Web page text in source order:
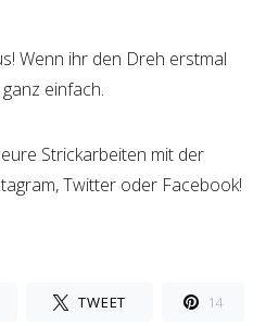
Wenn ihr den Dreh erstmal
einfach.
Strickarbeiten mit der
Twitter oder Facebook!
TWEET 14